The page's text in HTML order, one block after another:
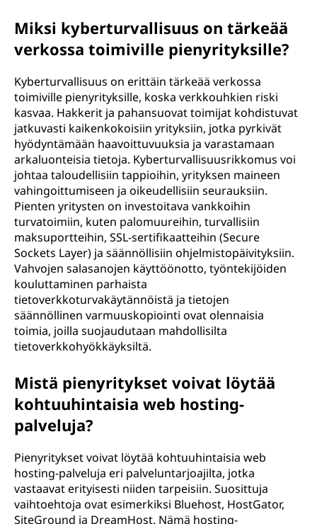
Miksi kyberturvallisuus on tärkeää
verkossa toimiville pienyrityksille?
Kyberturvallisuus on erittäin tärkeää verkossa
toimiville pienyrityksille, koska verkkouhkien riski
kasvaa. Hakkerit ja pahansuovat toimijat kohdistuvat
jatkuvasti kaikenkokoisiin yrityksiin, jotka pyrkivät
hyödyntämään haavoittuvuuksia ja varastamaan
arkaluonteisia tietoja. Kyberturvallisuusrikkomus voi
johtaa taloudellisiin tappioihin, yrityksen maineen
vahingoittumiseen ja oikeudellisiin seurauksiin.
Pienten yritysten on investoitava vankkoihin
turvatoimiin, kuten palomuureihin, turvallisiin
maksuportteihin, SSL-sertifikaatteihin (Secure
Sockets Layer) ja säännöllisiin ohjelmistopäivityksiin.
Vahvojen salasanojen käyttöönotto, työntekijöiden
kouluttaminen parhaista
tietoverkkoturvakäytännöistä ja tietojen
säännöllinen varmuuskopiointi ovat olennaisia
toimia, joilla suojaudutaan mahdollisilta
tietoverkkohyökkäyksiltä.
Mistä pienyritykset voivat löytää
kohtuuhintaisia web hosting-
palveluja?
Pienyritykset voivat löytää kohtuuhintaisia web
hosting-palveluja eri palveluntarjoajilta, jotka
vastaavat erityisesti niiden tarpeisiin. Suosittuja
vaihtoehtoja ovat esimerkiksi Bluehost, HostGator,
SiteGround ja DreamHost. Nämä hosting-